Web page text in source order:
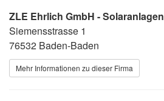
ZLE Ehrlich GmbH - Solaranlagen
Siemensstrasse 1
76532 Baden-Baden
Mehr Informationen zu dieser Firma